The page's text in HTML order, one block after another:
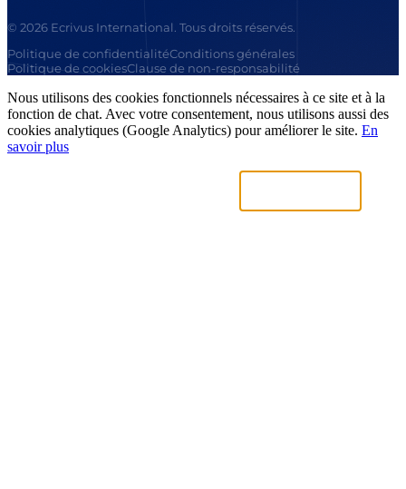
© 2026 Ecrivus International. Tous droits réservés.
Politique de confidentialitéConditions générales
Politique de cookiesClause de non-responsabilité
Nous utilisons des cookies fonctionnels nécessaires à ce site et à la
fonction de chat. Avec votre consentement, nous utilisons aussi des
cookies analytiques (Google Analytics) pour améliorer le site. En
savoir plus